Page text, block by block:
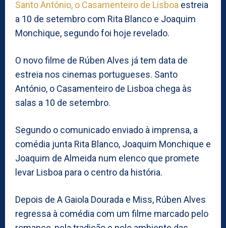
Santo António, o Casamenteiro de Lisboa estreia
a 10 de setembro com Rita Blanco e Joaquim
Monchique, segundo foi hoje revelado.
O novo filme de Rúben Alves já tem data de
estreia nos cinemas portugueses. Santo
António, o Casamenteiro de Lisboa chega às
salas a 10 de setembro.
Segundo o comunicado enviado à imprensa, a
comédia junta Rita Blanco, Joaquim Monchique e
Joaquim de Almeida num elenco que promete
levar Lisboa para o centro da história.
Depois de A Gaiola Dourada e Miss, Rúben Alves
regressa à comédia com um filme marcado pelo